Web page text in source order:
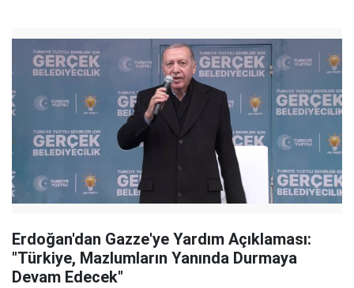
Erdoğan'dan Gazze'ye Yardım Açıklaması:
"Türkiye, Mazlumların Yanında Durmaya
Devam Edecek"